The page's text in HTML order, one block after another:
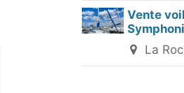
Vente
La